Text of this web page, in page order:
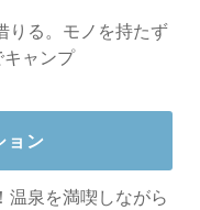
りる。モノを持たず
ャンプ
ョン
温泉を満喫しながら